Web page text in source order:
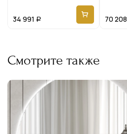
34 991 Р 70 208
Смотрите также